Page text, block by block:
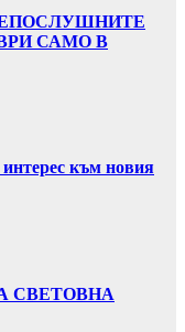
САМО В
към новия
СВЕТОВНА